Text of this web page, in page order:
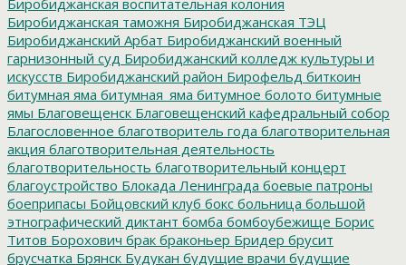
Биробиджанская таможня Биробиджанская ТЭЦ
Биробиджанский Арбат Биробиджанский военный
гарнизонный суд Биробиджанский колледж культуры и
искусств Биробиджанский район Бирофельд биткоин
битумная яма битумная_яма битумное болото битумные
ямы Благовещенск Благовещенский кафедральный собор
Благословенное благотворитель года благотворительная
акция благотворительная деятельность
благотворительность благотворительный концерт
благоустройство Блокада Ленинграда боевые патроны
боеприпасы Бойцовский клуб бокс больница большой
этнографический диктант бомба бомбоубежище Борис
Титов Борохович брак браконьер Бридер брусит
брусчатка Брянск Будукан будущие врачи будущие